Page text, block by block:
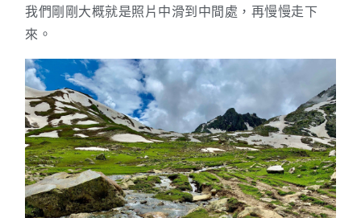
我們剛剛大概就是照片中滑到中間處，再慢慢走下
來。